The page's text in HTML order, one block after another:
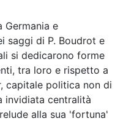
Germania e
saggi di P. Boudrot e
si dedicarono forme
tra loro e rispetto a
capitale politica non di
invidiata centralità
alla sua 'fortuna'